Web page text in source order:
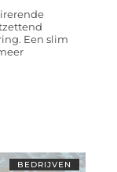
Een slim
BEDRIJVEN